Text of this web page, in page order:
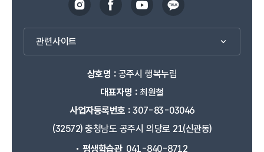
관련사이트
상호명 :공주시 행복누림
대표자명 :최원철
사업자등록번호 :307-83-03046
(32572) 충청남도 공주시 의당로 21(신관동)
평생학습관 041-840-8712